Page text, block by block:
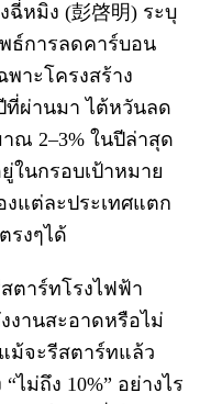
หมิง (彭啓明) ระบุ
ธ์การลดคาร์บอน
พาะโครงสร้าง
ที่ผ่านมา ไต้หวันลด
าณ 2–3%ในปีล่าสุด
ในกรอบเป้าหมาย
งแต่ละประเทศแตก
รงๆได้
ตาร์ทโรงไฟฟ้า
งานสะอาดหรือไม่
ม้จะรีสตาร์ทแล้ว
ไม่ถึง 10%” อย่างไร